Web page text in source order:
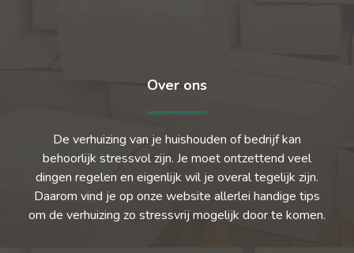
Over ons
De verhuizing van je huishouden of bedrijf kan
behoorlijk stressvol zijn. Je moet ontzettend veel
dingen regelen en eigenlijk wil je overal tegelijk zijn.
Daarom vind je op onze website allerlei handige tips
om de verhuizing zo stressvrij mogelijk door te komen.